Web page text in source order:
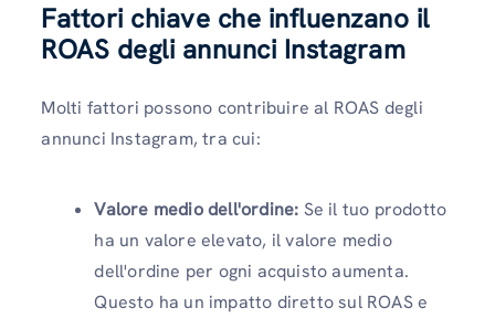
Fattori chiave che influenzano il
ROAS degli annunci Instagram
Molti fattori possono contribuire al ROAS degli
annunci Instagram, tra cui:
Valore medio dell'ordine: Se il tuo prodotto
ha un valore elevato, il valore medio
dell'ordine per ogni acquisto aumenta.
Questo ha un impatto diretto sul ROAS e